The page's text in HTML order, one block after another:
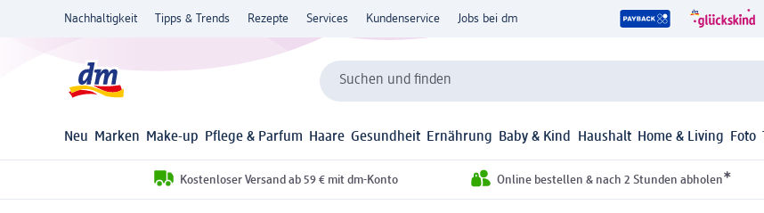
Nachhaltigkeit Tipps & Trends Rezepte Services Kundenservice Jobs bei dm
Suchen und finden
Neu Marken Make-up Pflege & Parfum Haare Gesundheit Ernährung Baby & Kind Haushalt Home & Living Foto
Kostenloser Versand ab 59 € mit dm-Konto Online bestellen & nach 2 Stunden abholen*